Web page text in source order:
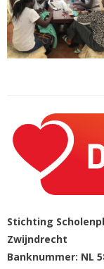
Stichting
Zwijndrecht
Banknummer: NL